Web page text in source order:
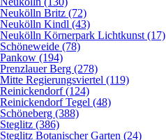
Neukölln Britz (72)
Neukölln Kindl (43)
Neukölln Körnerpark Lichtkunst (17)
Schöneweide (78)
Pankow (194)
Prenzlauer Berg (278)
Mitte Regierungsviertel (119)
Reinickendorf (124)
Reinickendorf Tegel (48)
Schöneberg (388)
Steglitz (386)
Steglitz Botanischer Garten (24)